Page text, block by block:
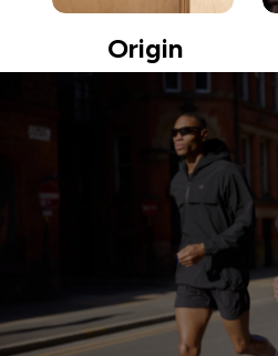
Origin